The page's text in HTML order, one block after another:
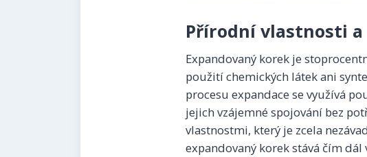
Přírodní vlastnosti
Expandovaný korek je
použití chemických látek ani
procesu expandace se využívá
jejich vzájemné spojování bez
vlastnostmi, který je zcela
expandovaný korek stává čím